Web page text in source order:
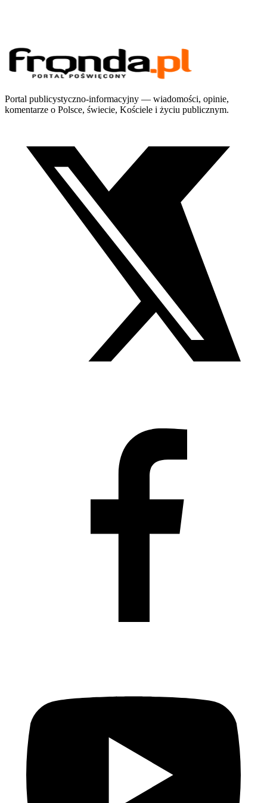
Portal publicystyczno-informacyjny — wiadomości, opinie,
komentarze o Polsce, świecie, Kościele i życiu publicznym.